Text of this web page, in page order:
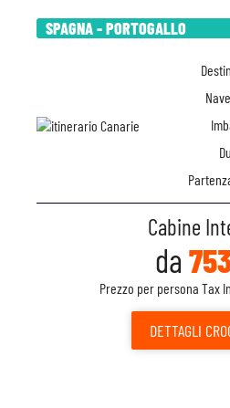
SPAGNA - PORTOGALLO
Cabine
da
Prezzo per persona Tax
DETTAGLI